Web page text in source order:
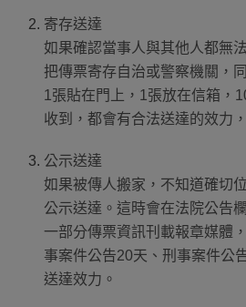
寄存送達
如果確認當事人與其他人都無
把傳票寄存自治或警察機關，
1張貼在門上，1張放在信箱，
收到，都會有合法送達的效力
公示送達
如果被傳人搬家，不知道確切
公示送達。這時會在法院公告
一部分傳票資訊刊載報章媒體
事案件公告20天、刑事案件公
送達效力。